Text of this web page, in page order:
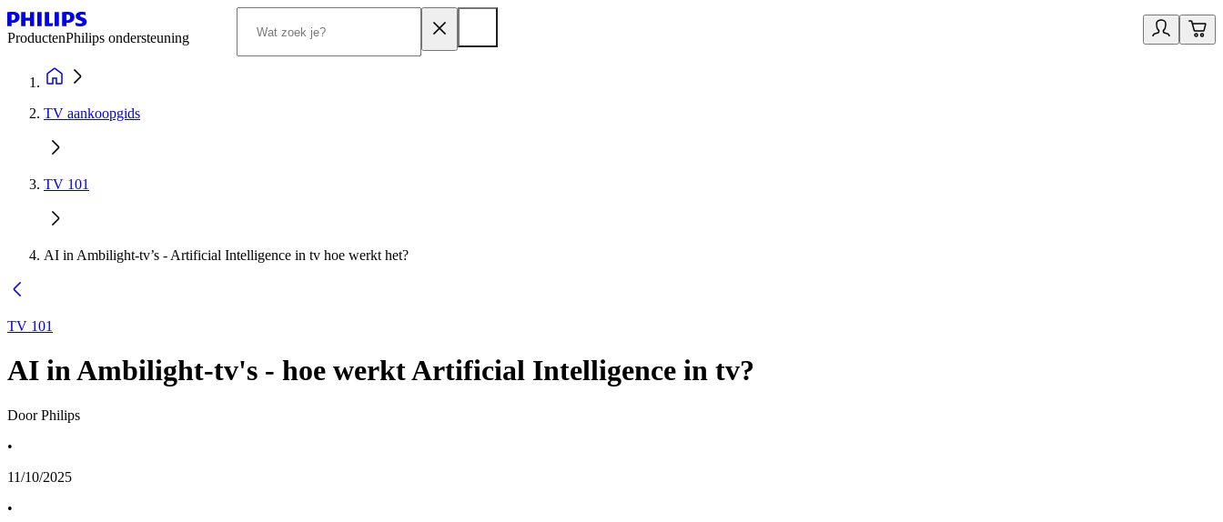
ProductenPhilips ondersteuning
TV aankoopgids
TV 101
AI in Ambilight-tv’s - Artificial Intelligence in tv hoe werkt het?
TV 101
AI in Ambilight-tv's - hoe werkt Artificial Intelligence in tv?
Door Philips
•
11/10/2025
•